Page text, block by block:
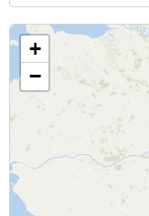
+
−